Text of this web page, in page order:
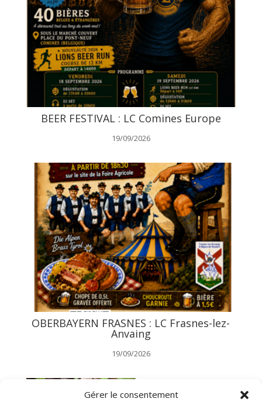
Gérer le consentement
BEER FESTIVAL : LC Comines Europe
19/09/2026
OBERBAYERN FRASNES : LC Frasnes-lez-
Anvaing
19/09/2026